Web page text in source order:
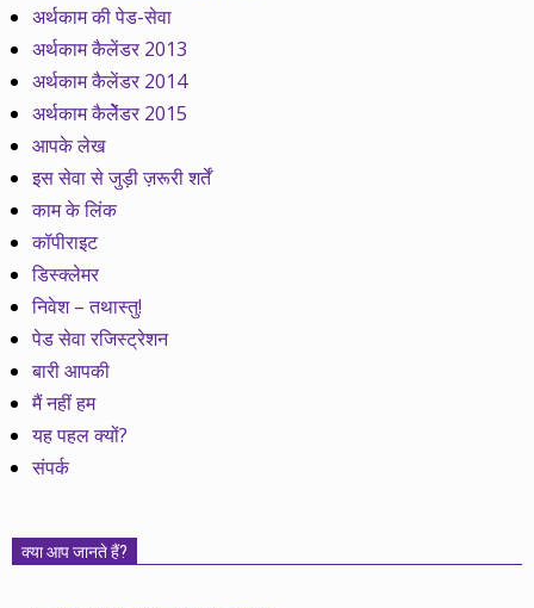
अर्थकाम की पेड-सेवा
अर्थकाम कैलेंडर 2013
अर्थकाम कैलेंडर 2014
अर्थकाम कैलेेंडर 2015
आपके लेख
इस सेवा से जुड़ी ज़रूरी शर्तें
काम के लिंक
कॉपीराइट
डिस्क्लेमर
निवेश – तथास्तु!
पेड सेवा रजिस्ट्रेशन
बारी आपकी
मैं नहीं हम
यह पहल क्यों?
संपर्क
क्या आप जानते हैं?